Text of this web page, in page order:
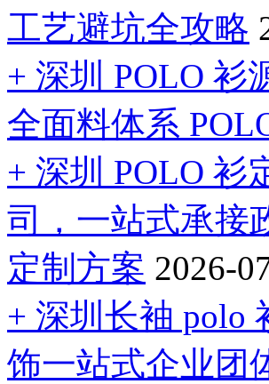
工艺避坑全攻略
+ 深圳 POLO 衫
全面料体系
+ 深圳 POLO 衫
司，一站式承接
定制方案 2026-
+ 深圳长袖 polo
饰一站式企业团